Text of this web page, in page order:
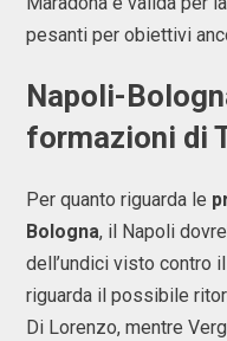
pesanti per obiettivi
Napoli-
formazioni di
Per quanto riguarda le
Bologna, il Napoli
dell’undici visto contro
riguarda il possibile
Di Lorenzo, mentre